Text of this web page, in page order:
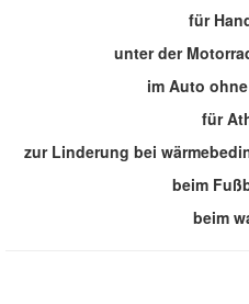
für
unter der
im Auto
für
zur Linderung bei
beim
beim